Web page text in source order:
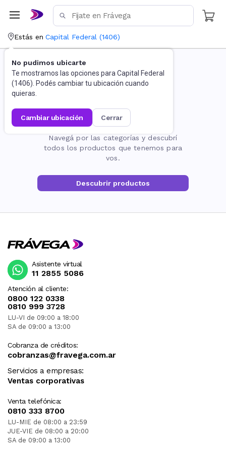
Estás en Capital Federal (1406)
No pudimos ubicarte
Te mostramos las opciones para Capital Federal
(1406). Podés cambiar tu ubicación cuando
quieras.
cambiar ubicación cerrar
La página no existe
Navegá por las categorías y descubrí
todos los productos que tenemos para
vos.
Descubrir productos
Atención al cliente:
0800 122 0338
0810 999 3728
LU-VI de 09:00 a 18:00
SA de 09:00 a 13:00
Cobranza de créditos:
cobranzas@fravega.com.ar
Servicios a empresas:
Ventas corporativas
Venta telefónica:
0810 333 8700
LU-MIE de 08:00 a 23:59
JUE-VIE de 08:00 a 20:00
SA de 09:00 a 13:00
Asistente virtual
11 2855 5086